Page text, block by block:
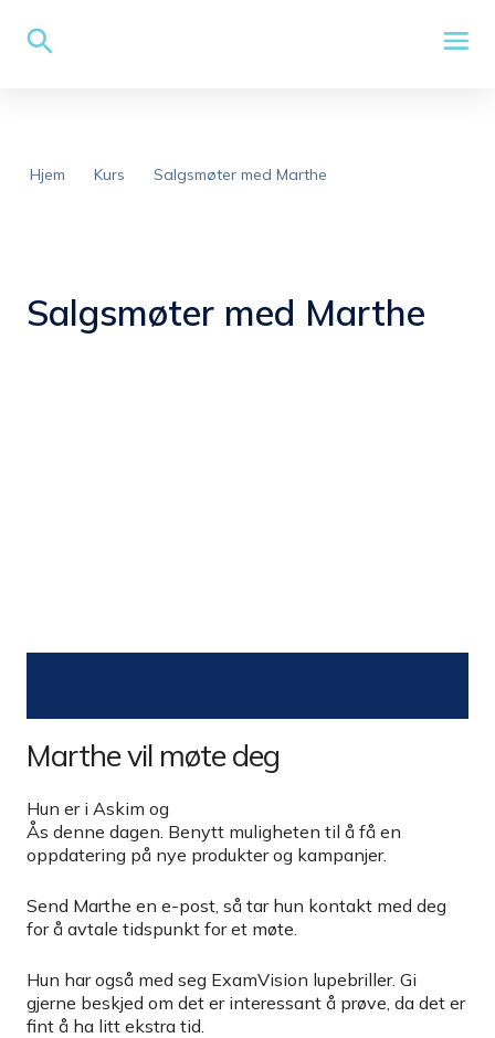
Hjem Kurs Salgsmøter med Marthe
Salgsmøter med Marthe
Marthe vil møte deg
Hun er i Askim og
Ås denne dagen. Benytt muligheten til å få en
oppdatering på nye produkter og kampanjer.
Send Marthe en e-post, så tar hun kontakt med deg
for å avtale tidspunkt for et møte.
Hun har også med seg ExamVision lupebriller. Gi
gjerne beskjed om det er interessant å prøve, da det er
fint å ha litt ekstra tid.